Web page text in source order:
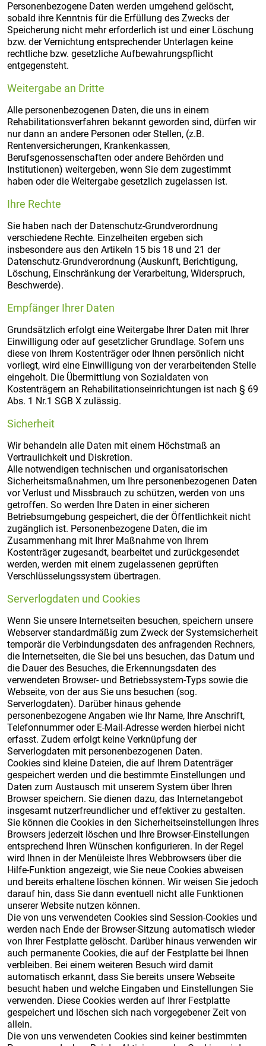
Personenbezogene Daten werden umgehend gelöscht,
sobald ihre Kenntnis für die Erfüllung des Zwecks der
Speicherung nicht mehr erforderlich ist und einer Löschung
bzw. der Vernichtung entsprechender Unterlagen keine
rechtliche bzw. gesetzliche Aufbewahrungspflicht
entgegensteht.
Weitergabe an Dritte
Alle personenbezogenen Daten, die uns in einem
Rehabilitationsverfahren bekannt geworden sind, dürfen wir
nur dann an andere Personen oder Stellen, (z.B.
Rentenversicherungen, Krankenkassen,
Berufsgenossenschaften oder andere Behörden und
Institutionen) weitergeben, wenn Sie dem zugestimmt
haben oder die Weitergabe gesetzlich zugelassen ist.
Ihre Rechte
Sie haben nach der Datenschutz-Grundverordnung
verschiedene Rechte. Einzelheiten ergeben sich
insbesondere aus den Artikeln 15 bis 18 und 21 der
Datenschutz-Grundverordnung (Auskunft, Berichtigung,
Löschung, Einschränkung der Verarbeitung, Widerspruch,
Beschwerde).
Empfänger Ihrer Daten
Grundsätzlich erfolgt eine Weitergabe Ihrer Daten mit Ihrer
Einwilligung oder auf gesetzlicher Grundlage. Sofern uns
diese von Ihrem Kostenträger oder Ihnen persönlich nicht
vorliegt, wird eine Einwilligung von der verarbeitenden Stelle
eingeholt. Die Übermittlung von Sozialdaten von
Kostenträgern an Rehabilitationseinrichtungen ist nach § 69
Abs. 1 Nr.1 SGB X zulässig.
Sicherheit
Wir behandeln alle Daten mit einem Höchstmaß an
Vertraulichkeit und Diskretion.
Alle notwendigen technischen und organisatorischen
Sicherheitsmaßnahmen, um Ihre personenbezogenen Daten
vor Verlust und Missbrauch zu schützen, werden von uns
getroffen. So werden Ihre Daten in einer sicheren
Betriebsumgebung gespeichert, die der Öffentlichkeit nicht
zugänglich ist. Personenbezogene Daten, die im
Zusammenhang mit Ihrer Maßnahme von Ihrem
Kostenträger zugesandt, bearbeitet und zurückgesendet
werden, werden mit einem zugelassenen geprüften
Verschlüsselungssystem übertragen.
Serverlogdaten und Cookies
Wenn Sie unsere Internetseiten besuchen, speichern unsere
Webserver standardmäßig zum Zweck der Systemsicherheit
temporär die Verbindungsdaten des anfragenden Rechners,
die Internetseiten, die Sie bei uns besuchen, das Datum und
die Dauer des Besuches, die Erkennungsdaten des
verwendeten Browser- und Betriebssystem-Typs sowie die
Webseite, von der aus Sie uns besuchen (sog.
Serverlogdaten). Darüber hinaus gehende
personenbezogene Angaben wie Ihr Name, Ihre Anschrift,
Telefonnummer oder E-Mail-Adresse werden hierbei nicht
erfasst. Zudem erfolgt keine Verknüpfung der
Serverlogdaten mit personenbezogenen Daten.
Cookies sind kleine Dateien, die auf Ihrem Datenträger
gespeichert werden und die bestimmte Einstellungen und
Daten zum Austausch mit unserem System über Ihren
Browser speichern. Sie dienen dazu, das Internetangebot
insgesamt nutzerfreundlicher und effektiver zu gestalten.
Sie können die Cookies in den Sicherheitseinstellungen Ihres
Browsers jederzeit löschen und Ihre Browser-Einstellungen
entsprechend Ihren Wünschen konfigurieren. In der Regel
wird Ihnen in der Menüleiste Ihres Webbrowsers über die
Hilfe-Funktion angezeigt, wie Sie neue Cookies abweisen
und bereits erhaltene löschen können. Wir weisen Sie jedoch
darauf hin, dass Sie dann eventuell nicht alle Funktionen
unserer Website nutzen können.
Die von uns verwendeten Cookies sind Session-Cookies und
werden nach Ende der Browser-Sitzung automatisch wieder
von Ihrer Festplatte gelöscht. Darüber hinaus verwenden wir
auch permanente Cookies, die auf der Festplatte bei Ihnen
verbleiben. Bei einem weiteren Besuch wird damit
automatisch erkannt, dass Sie bereits unsere Webseite
besucht haben und welche Eingaben und Einstellungen Sie
verwenden. Diese Cookies werden auf Ihrer Festplatte
gespeichert und löschen sich nach vorgegebener Zeit von
allein.
Die von uns verwendeten Cookies sind keiner bestimmten